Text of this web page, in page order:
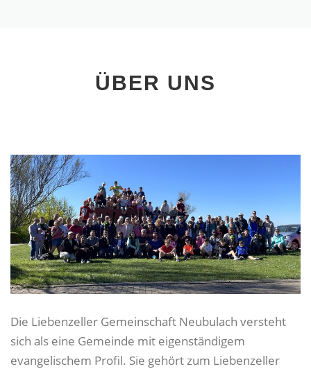
ÜBER UNS
Die Liebenzeller Gemeinschaft Neubulach versteht
sich als eine Gemeinde mit eigenständigem
evangelischem Profil. Sie gehört zum Liebenzeller